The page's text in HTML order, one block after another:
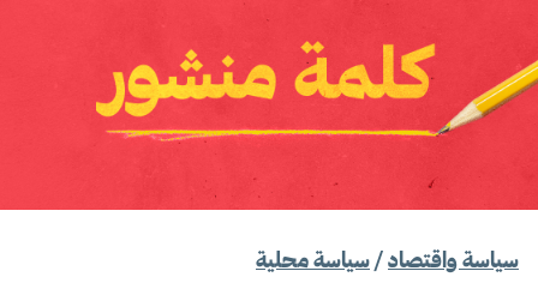
سياسة واقتصاد/ سياسة محلية